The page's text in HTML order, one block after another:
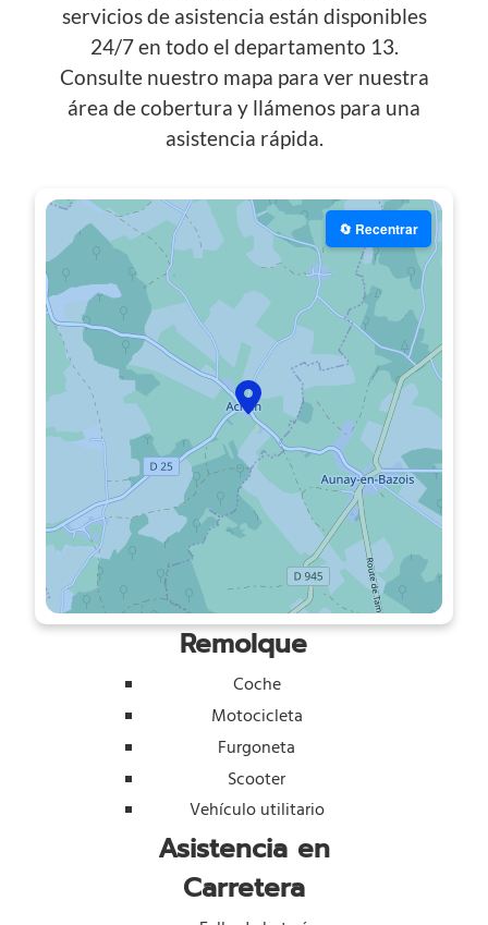
servicios de asistencia están disponibles
24/7 en todo el departamento 13.
Consulte nuestro mapa para ver nuestra
área de cobertura y llámenos para una
asistencia rápida.
🔄 Recentrar
Remolque
Coche
Motocicleta
Furgoneta
Scooter
Vehículo utilitario
Asistencia en
Carretera